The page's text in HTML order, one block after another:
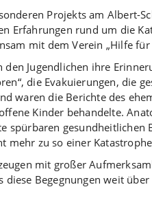
Projekts am Albert-
Erfahrungen rund um die
mit dem Verein „Hilfe für
den Jugendlichen ihre
die Evakuierungen, die
waren die Berichte des
Kinder behandelte.
spürbaren
mehr zu so einer
mit großer
Begegnungen weit